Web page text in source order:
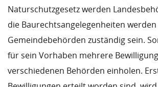
Naturschutzgesetz werden
die Baurechtsangelegenheiten werden
Gemeindebehörden zuständig sein.
für sein Vorhaben mehrere
verschiedenen Behörden einholen.